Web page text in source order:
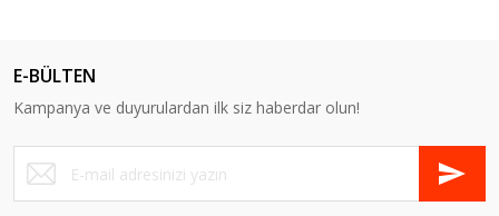
E-BÜLTEN
Kampanya ve duyurulardan ilk siz haberdar olun!